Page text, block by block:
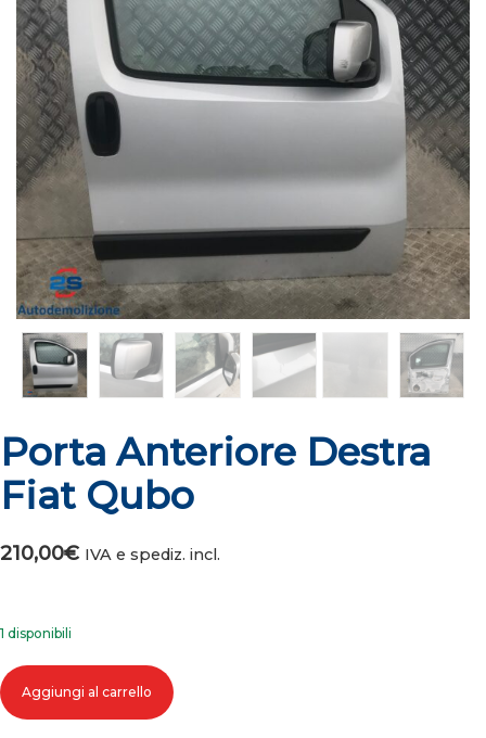
Porta Anteriore Destra
Fiat Qubo
210,00€ IVA e spediz. incl.
1 disponibili
Porta anteriore destra fiat qubo quantità
Aggiungi al carrello